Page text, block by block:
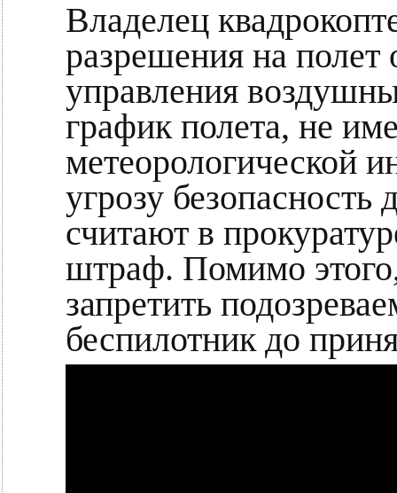
Владелец
разрешения на полет
управления
график полета, не
метеорологической
угрозу
считают в
штраф. Помимо
запретить
беспилотник до